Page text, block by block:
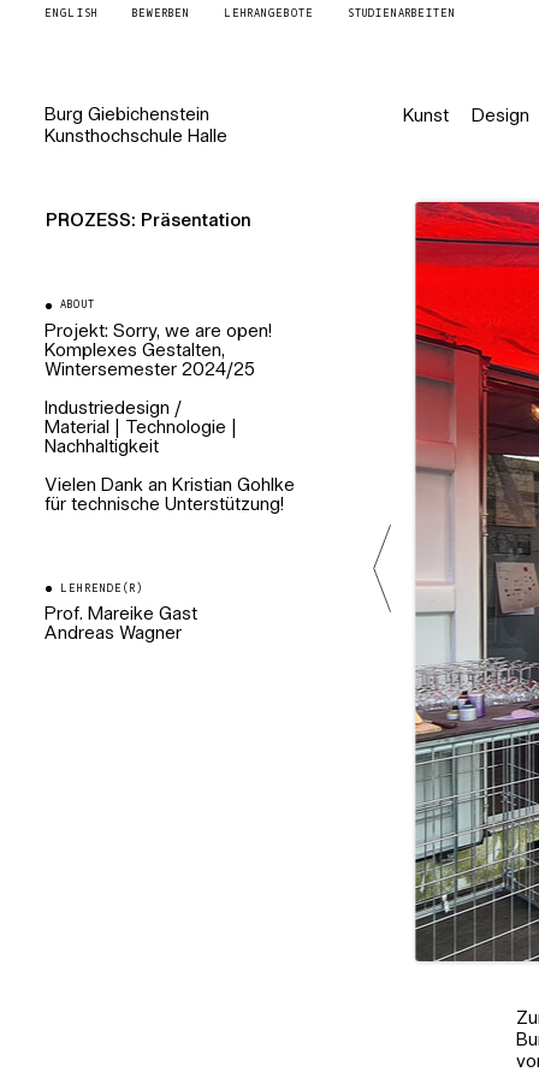
ENGLISH BEWERBEN LEHRANGEBOTE STUDIENARBEITEN
Burg Giebichenstein
Kunsthochschule Halle
Kunst Design
PROZESS: Präsentation
ABOUT
Projekt:Sorry, we are open!
Komplexes Gestalten,
Wintersemester 2024/25
Industriedesign /
Material | Technologie |
Nachhaltigkeit
Vielen Dank an Kristian Gohlke
für technische Unterstützung!
LEHRENDE(R)
Prof. Mareike Gast
Andreas Wagner